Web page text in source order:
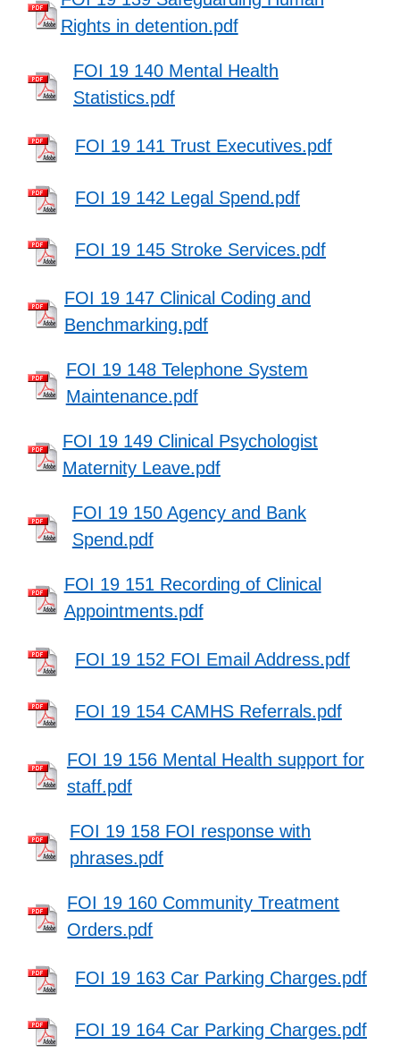
Rights in detention.pdf
FOI 19 140 Mental Health
Statistics.pdf
FOI 19 141 Trust Executives.pdf
FOI 19 142 Legal Spend.pdf
FOI 19 145 Stroke Services.pdf
FOI 19 147 Clinical Coding and
Benchmarking.pdf
FOI 19 148 Telephone System
Maintenance.pdf
FOI 19 149 Clinical Psychologist
Maternity Leave.pdf
FOI 19 150 Agency and Bank
Spend.pdf
FOI 19 151 Recording of Clinical
Appointments.pdf
FOI 19 152 FOI Email Address.pdf
FOI 19 154 CAMHS Referrals.pdf
FOI 19 156 Mental Health support for
staff.pdf
FOI 19 158 FOI response with
phrases.pdf
FOI 19 160 Community Treatment
Orders.pdf
FOI 19 163 Car Parking Charges.pdf
FOI 19 164 Car Parking Charges.pdf